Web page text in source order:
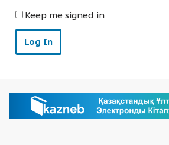
Keep me signed in
Log In